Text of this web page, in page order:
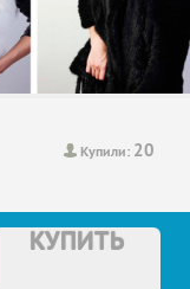
Купили: 20
КУПИТЬ